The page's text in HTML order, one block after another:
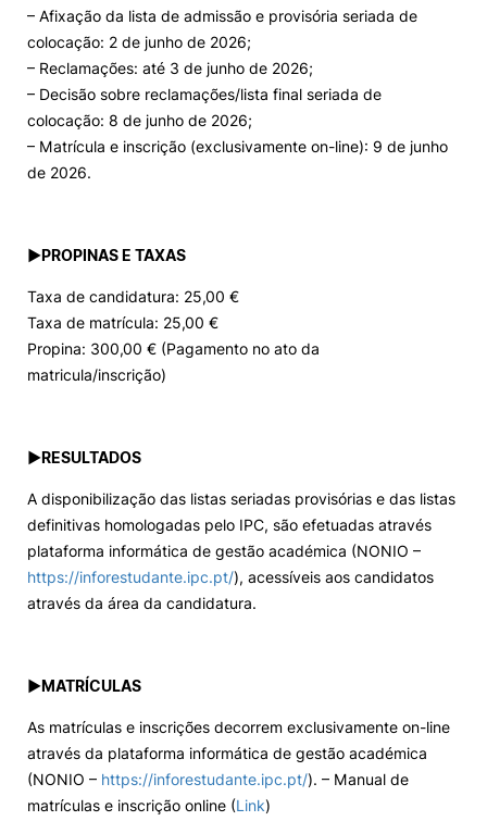
– Afixação da lista de admissão e provisória seriada de
colocação: 2 de junho de 2026;
– Reclamações: até 3 de junho de 2026;
– Decisão sobre reclamações/lista final seriada de
colocação: 8 de junho de 2026;
– Matrícula e inscrição (exclusivamente on-line): 9 de junho
de 2026.
►PROPINAS E TAXAS
Taxa de candidatura: 25,00 €
Taxa de matrícula: 25,00 €
Propina: 300,00 € (Pagamento no ato da
matricula/inscrição)
►RESULTADOS
A disponibilização das listas seriadas provisórias e das listas
definitivas homologadas pelo IPC, são efetuadas através
plataforma informática de gestão académica (NONIO –
https://inforestudante.ipc.pt/), acessíveis aos candidatos
através da área da candidatura.
►MATRÍCULAS
As matrículas e inscrições decorrem exclusivamente on-line
através da plataforma informática de gestão académica
(NONIO – https://inforestudante.ipc.pt/). – Manual de
matrículas e inscrição online (Link)